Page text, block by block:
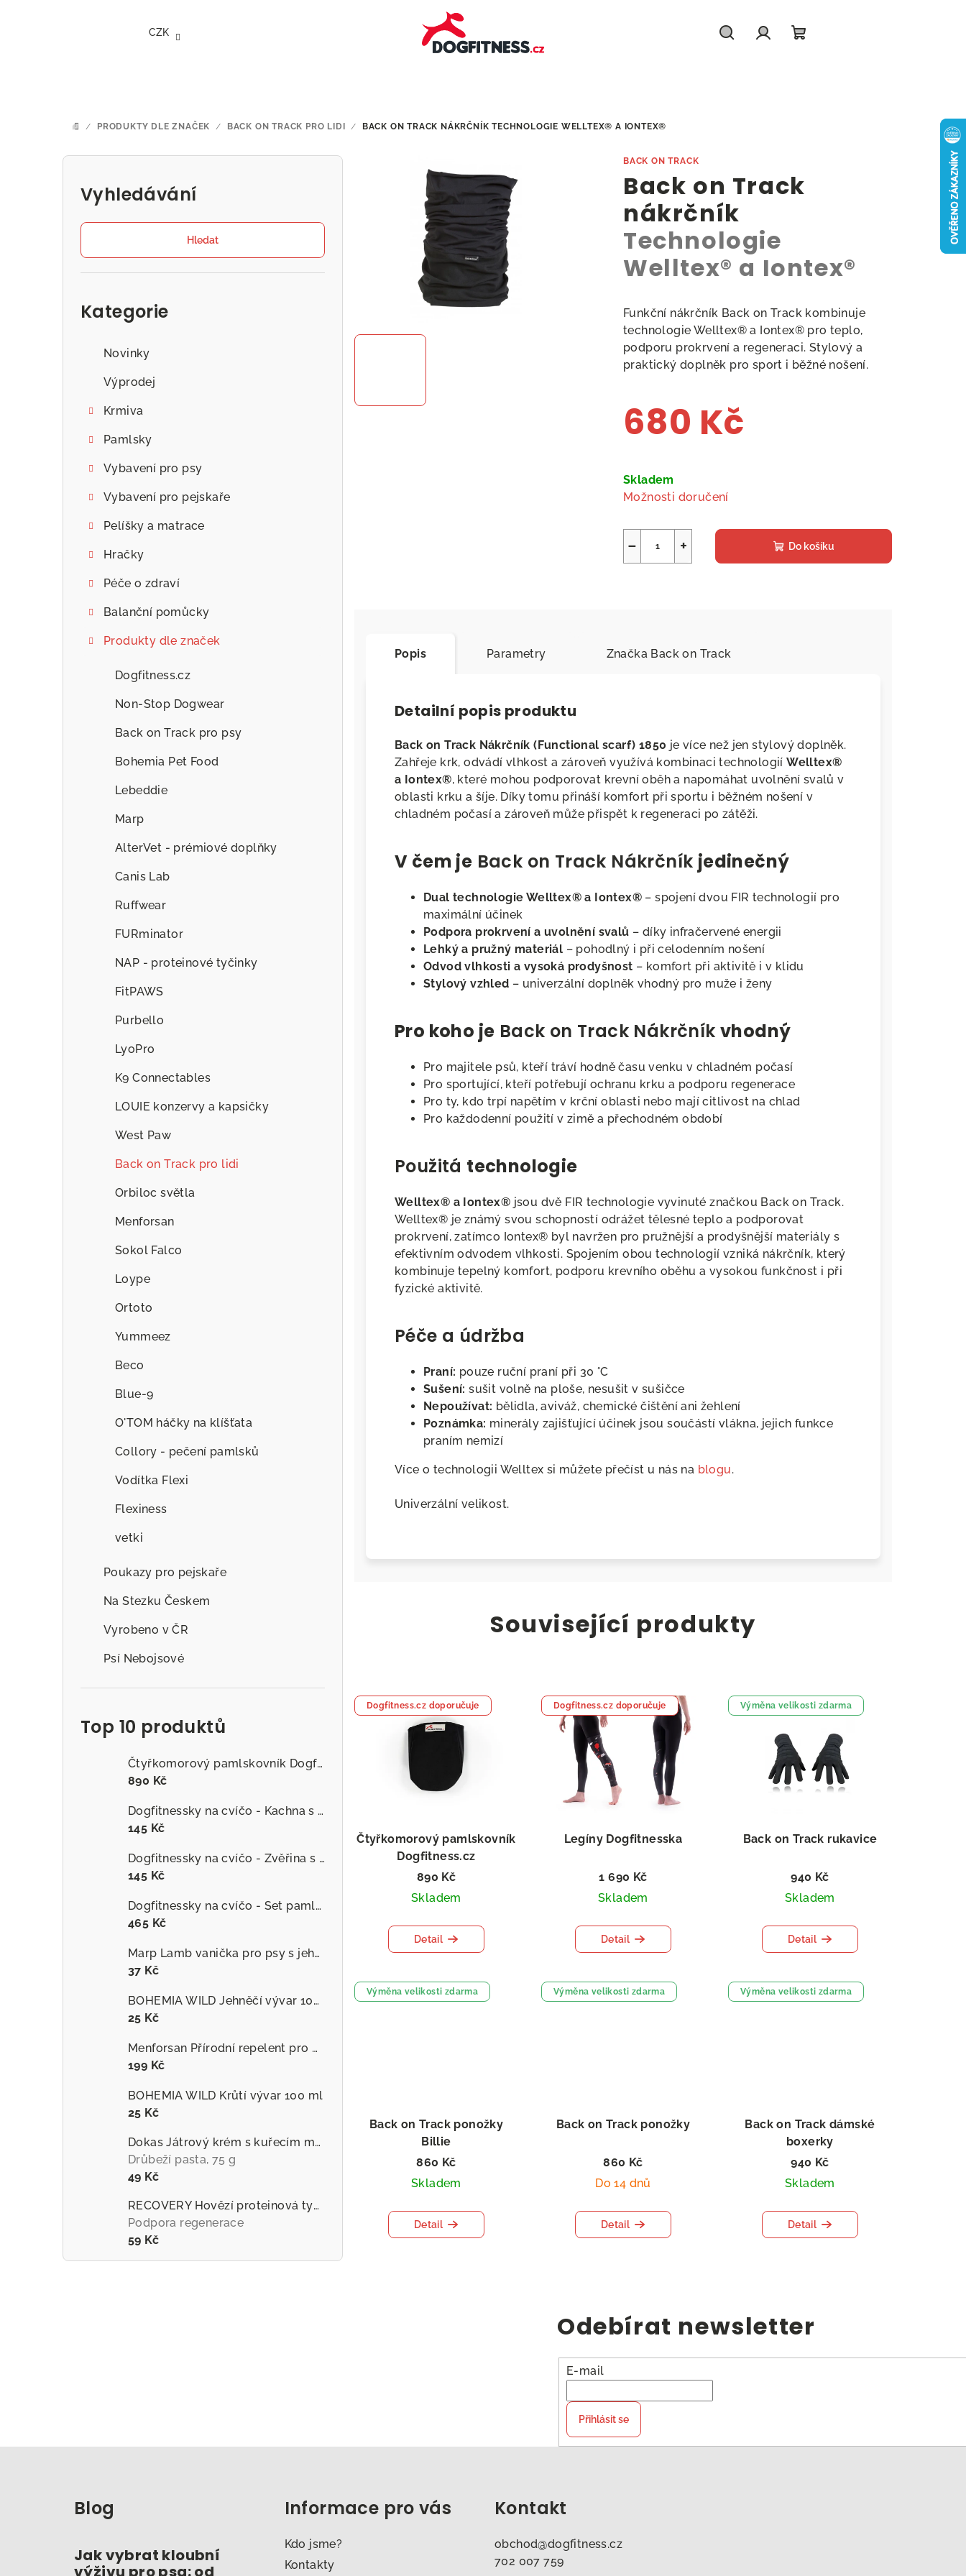
CZK
DOMŮ
/ PRODUKTY DLE ZNAČEK / BACK ON TRACK PRO LIDI / BACK ON TRACK NÁKRČNÍKTECHNOLOGIE WELLTEX® A IONTEX®
P
Vyhledávání
Hledat
Kategorie
Novinky
Výprodej
Krmiva
Pamlsky
Vybavení pro psy
Vybavení pro pejskaře
Pelíšky a matrace
Hračky
Péče o zdraví
Balanční pomůcky
Produkty dle značek
Dogfitness.cz
Non-Stop Dogwear
Back on Track pro psy
Bohemia Pet Food
Lebeddie
Marp
AlterVet - prémiové doplňky
Canis Lab
Ruffwear
FURminator
NAP - proteinové tyčinky
FitPAWS
Purbello
LyoPro
K9 Connectables
LOUIE konzervy a kapsičky
West Paw
Back on Track pro lidi
Orbiloc světla
Menforsan
Sokol Falco
Loype
Ortoto
Yummeez
Beco
Blue-9
O'TOM háčky na klíšťata
Collory - pečení pamlsků
Vodítka Flexi
Flexiness
vetki
Poukazy pro pejskaře
Na Stezku Českem
Vyrobeno v ČR
Psí Nebojsové
Top 10 produktů
Čtyřkomorový pamlskovník Dogfitness.cz
890 Kč
Dogfitnessky na cvíčo - Kachna s červenou řepou
145 Kč
Dogfitnessky na cvíčo - Zvěřina s jablky
145 Kč
Dogfitnessky na cvíčo - Set pamlsků
465 Kč
Marp Lamb vanička pro psy s jehněčím
37 Kč
BOHEMIA WILD Jehněčí vývar 100 ml
25 Kč
Menforsan Přírodní repelent pro psy proti hmyzu s extraktem z citronely
199 Kč
BOHEMIA WILD Krůtí vývar 100 ml
25 Kč
Dokas Játrový krém s kuřecím masem
Drůbeží pasta, 75 g
49 Kč
RECOVERY Hovězí proteinová tyčinka pro psy
Podpora regenerace
59 Kč
BACK ON TRACK
Back on Track
nákrčník
Technologie
Welltex® a Iontex®
Funkční nákrčník Back on Track kombinuje
technologie Welltex® a Iontex® pro teplo,
podporu prokrvení a regeneraci. Stylový a
praktický doplněk pro sport i běžné nošení.
680 Kč
cena:
Skladem
Možnosti doručení
+
− Do košíku
Popis Parametry Značka Back on Track
Detailní popis produktu
Back on Track Nákrčník (Functional scarf) 1850 je více než jen stylový doplněk.
Zahřeje krk, odvádí vlhkost a zároveň využívá kombinaci technologiíWelltex®
a Iontex®, které mohou podporovat krevní oběh a napomáhat uvolnění svalů v
oblasti krku a šíje. Díky tomu přináší komfort při sportu i běžném nošení v
chladném počasí a zároveň může přispět k regeneraci po zátěži.
V čem je Back on Track Nákrčník jedinečný
Dual technologie Welltex® a Iontex® – spojení dvou FIR technologií pro
maximální účinek
Podpora prokrvení a uvolnění svalů – díky infračervené energii
Lehký a pružný materiál – pohodlný i při celodenním nošení
Odvod vlhkosti a vysoká prodyšnost – komfort při aktivitě i v klidu
Stylový vzhled – univerzální doplněk vhodný pro muže i ženy
Pro koho je Back on Track Nákrčníkvhodný
Pro majitele psů, kteří tráví hodně času venku v chladném počasí
Pro sportující, kteří potřebují ochranu krku a podporu regenerace
Pro ty, kdo trpí napětím v krční oblasti nebo mají citlivost na chlad
Pro každodenní použití v zimě a přechodném období
Použitá technologie
Welltex® a Iontex® jsou dvě FIR technologie vyvinuté značkou Back on Track.
Welltex® je známý svou schopností odrážet tělesné teplo a podporovat
prokrvení, zatímco Iontex® byl navržen pro pružnější a prodyšnější materiály s
efektivním odvodem vlhkosti. Spojením obou technologií vzniká nákrčník, který
kombinuje tepelný komfort, podporu krevního oběhu a vysokou funkčnost i při
fyzické aktivitě.
Péče a údržba
Praní: pouze ruční praní při 30 °C
Sušení: sušit volně na ploše, nesušit v sušičce
Nepoužívat: bělidla, aviváž, chemické čištění ani žehlení
Poznámka: minerály zajišťující účinek jsou součástí vlákna, jejich funkce
praním nemizí
Více o technologii Welltex si můžete přečíst u nás na blogu.
Univerzální velikost.
Související produkty
Dogfitness.cz doporučuje
Čtyřkomorový pamlskovník
Dogfitness.cz
890 Kč
Skladem
Detail
Dogfitness.cz doporučuje
Legíny Dogfitnesska
1 690 Kč
Skladem
Detail
Výměna velikosti zdarma
Back on Track rukavice
940 Kč
Skladem
Detail
Výměna velikosti zdarma
Back on Track ponožky
Billie
860 Kč
Skladem
Detail
Výměna velikosti zdarma
Back on Track ponožky
860 Kč
Do 14 dnů
Detail
Výměna velikosti zdarma
Back on Track dámské
boxerky
940 Kč
Skladem
Detail
Odebírat newsletter
E-mail
Přihlásit se
Blog
Jak vybrat kloubní
výživu pro psa: od
Informace pro vás
Kdo jsme?
Kontakty
Kontakt
obchod@dogfitness.cz
702 007 759